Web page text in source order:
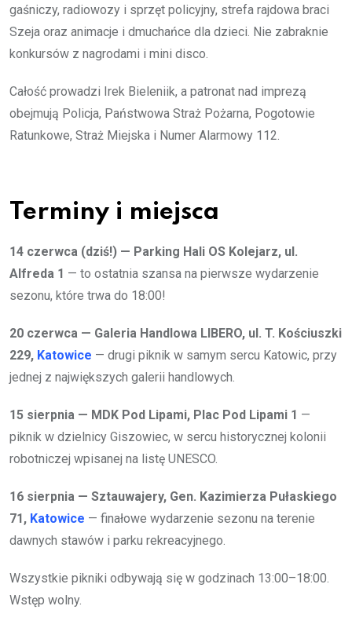
gaśniczy, radiowozy i sprzęt policyjny, strefa rajdowa braci
Szeja oraz animacje i dmuchańce dla dzieci. Nie zabraknie
konkursów z nagrodami i mini disco.
Całość prowadzi Irek Bieleniik, a patronat nad imprezą
obejmują Policja, Państwowa Straż Pożarna, Pogotowie
Ratunkowe, Straż Miejska i Numer Alarmowy 112.
Terminy i miejsca
14 czerwca (dziś!) — Parking Hali OS Kolejarz, ul.
Alfreda 1 — to ostatnia szansa na pierwsze wydarzenie
sezonu, które trwa do 18:00!
20 czerwca — Galeria Handlowa LIBERO, ul. T. Kościuszki
229, Katowice — drugi piknik w samym sercu Katowic, przy
jednej z największych galerii handlowych.
15 sierpnia — MDK Pod Lipami, Plac Pod Lipami 1 —
piknik w dzielnicy Giszowiec, w sercu historycznej kolonii
robotniczej wpisanej na listę UNESCO.
16 sierpnia — Sztauwajery, Gen. Kazimierza Pułaskiego
71, Katowice — finałowe wydarzenie sezonu na terenie
dawnych stawów i parku rekreacyjnego.
Wszystkie pikniki odbywają się w godzinach 13:00–18:00.
Wstęp wolny.